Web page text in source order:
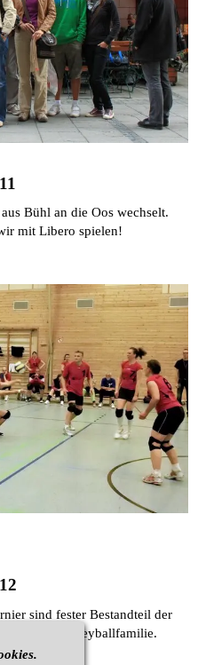
Bühl an die Oos wechselt.
mit Libero spielen!
sind fester Bestandteil der
die ganze Volleyballfamilie.